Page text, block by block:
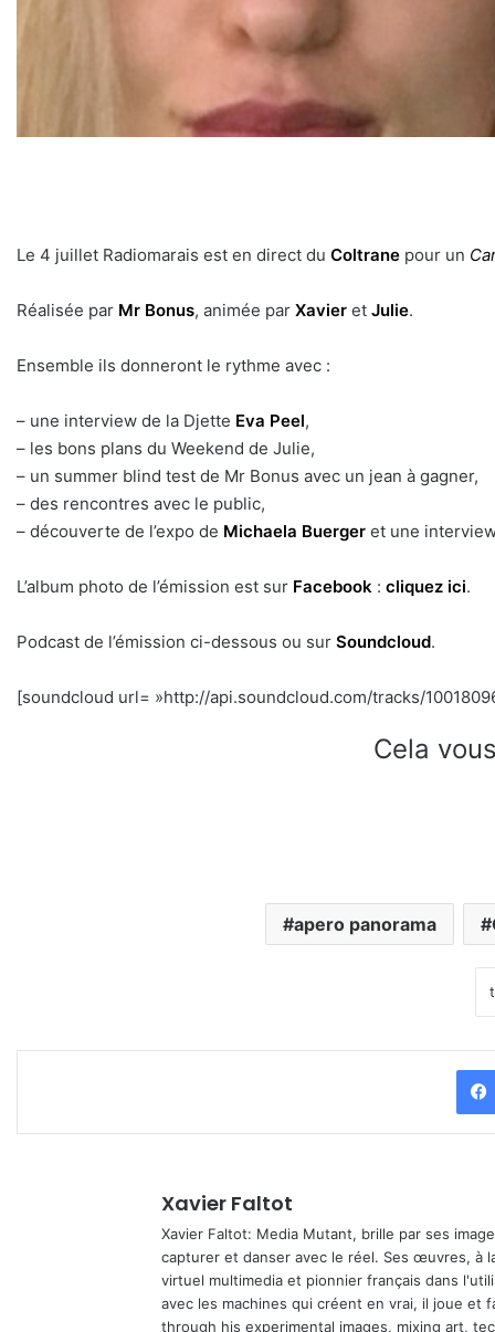
Le 4 juillet Radiomarais est en direct du Coltrane pour un
Réalisée par Mr Bonus, animée par Xavier et Julie.
Ensemble ils donneront le rythme avec :
– une interview de la Djette Eva Peel,
– les bons plans du Weekend de Julie,
– un summer blind test de Mr Bonus avec un jean à gagner,
– des rencontres avec le public,
– découverte de l’expo de Michaela Buerger et une
L’album photo de l’émission est sur Facebook : cliquez ici.
Podcast de l’émission ci-dessous ou sur Soundcloud.
[soundcloud url= »http://api.soundcloud.com/tracks/
Cela
apero panorama
Xavier Faltot
Xavier Faltot: Media Mutant, brille par ses
capturer et danser avec le réel. Ses œuvres, à
virtuel multimedia et pionnier français dans
avec les machines qui créent en vrai, il joue et
through his experimental images, mixing art,